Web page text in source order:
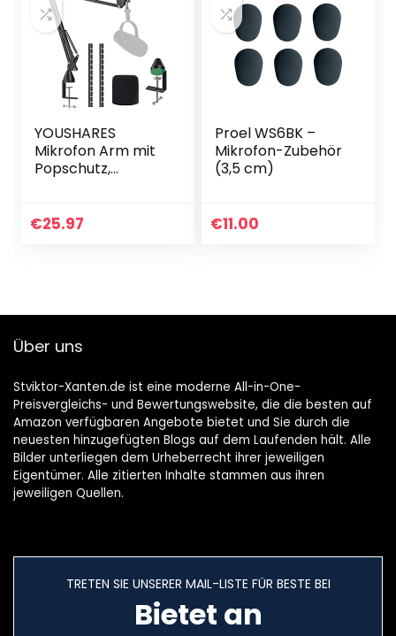
YOUSHARES
Mikrofon Arm mit
Popschutz,
Kompatibel mit
€25.97
Proel WS6BK –
Mikrofon-Zubehör
(3,5 cm)
€11.00
Über uns
Stviktor-Xanten.de ist eine moderne All-in-One-
Preisvergleichs- und Bewertungswebsite, die die besten auf
Amazon verfügbaren Angebote bietet und Sie durch die
neuesten hinzugefügten Blogs auf dem Laufenden hält. Alle
Bilder unterliegen dem Urheberrecht ihrer jeweiligen
Eigentümer. Alle zitierten Inhalte stammen aus ihren
jeweiligen Quellen.
TRETEN SIE UNSERER MAIL-LISTE FÜR BESTE BEI
Bietet an